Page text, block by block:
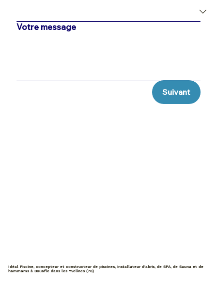
Votre message
Suivant
Idéal Piscine, concepteur et constructeur de piscines, installateur d'abris, de SPA, de Sauna et de
hammams à Bouafle dans les Yvelines (78)